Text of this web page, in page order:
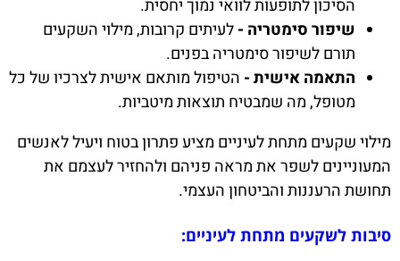
הסיכון לתופעות לוואי נמוך יחסית.
שיפור סימטריה -לעיתים קרובות, מילוי השקעים
תורם לשיפור סימטריה בפנים.
התאמה אישית - הטיפול מותאם אישית לצרכיו של כל
מטופל, מה שמבטיח תוצאות מיטביות.
מילוי שקעים מתחת לעיניים מציע פתרון בטוח ויעיל לאנשים
המעוניינים לשפר את מראה פניהם ולהחזיר לעצמם את
תחושת הרעננות והביטחון העצמי.
סיבות לשקעים מתחת לעיניים: